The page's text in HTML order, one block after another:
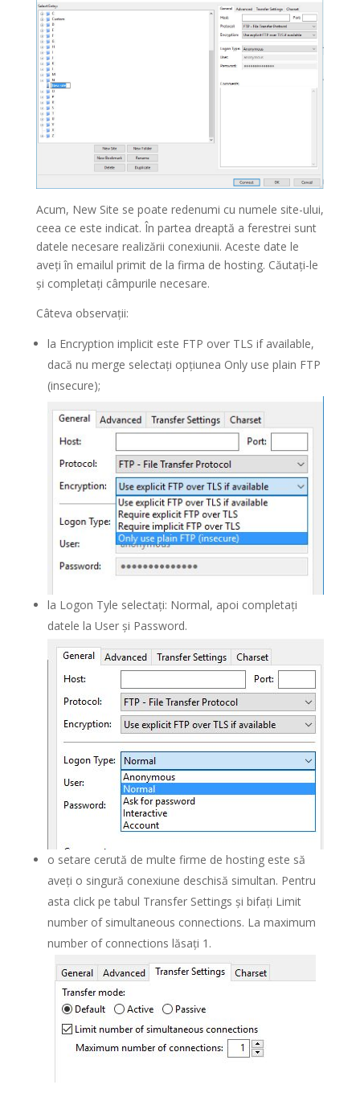
Acum, New Site se poate redenumi cu numele site-ului,
ceea ce este indicat. În partea dreaptă a ferestrei sunt
datele necesare realizării conexiunii. Aceste date le
aveți în emailul primit de la firma de hosting. Căutați-le
și completați câmpurile necesare.
Câteva observații:
la Encryption implicit este FTP over TLS if available,
dacă nu merge selectați opțiunea Only use plain FTP
(insecure);
la Logon Tyle selectați: Normal, apoi completați
datele la User și Password.
o setare cerută de multe firme de hosting este să
aveți o singură conexiune deschisă simultan. Pentru
asta click pe tabul Transfer Settings și bifați Limit
number of simultaneous connections. La maximum
number of connections lăsați 1.